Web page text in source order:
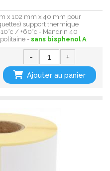
x 102 mm x 40 mm pour
support thermique
/ +60°c - Mandrin 40
-sans bisphenol A
- +
Ajouter au panier